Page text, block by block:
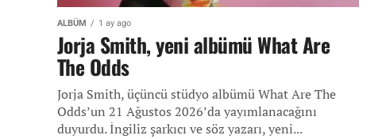
ALBÜM 1 ay ago
Jorja Smith, yeni albümü What Are
The Odds
Jorja Smith, üçüncü stüdyo albümü What Are The
Odds’un 21 Ağustos 2026’da yayımlanacağını
duyurdu. İngiliz şarkıcı ve söz yazarı, yeni...